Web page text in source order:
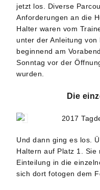
jetzt los. Diverse
Anforderungen an die
Halter waren vom
unter der Anleitung
beginnend am
Sonntag vor der
wurden.
Die
Und dann ging es los.
Haltern auf Platz 1.
Einteilung in die
sich dort fotogen dem